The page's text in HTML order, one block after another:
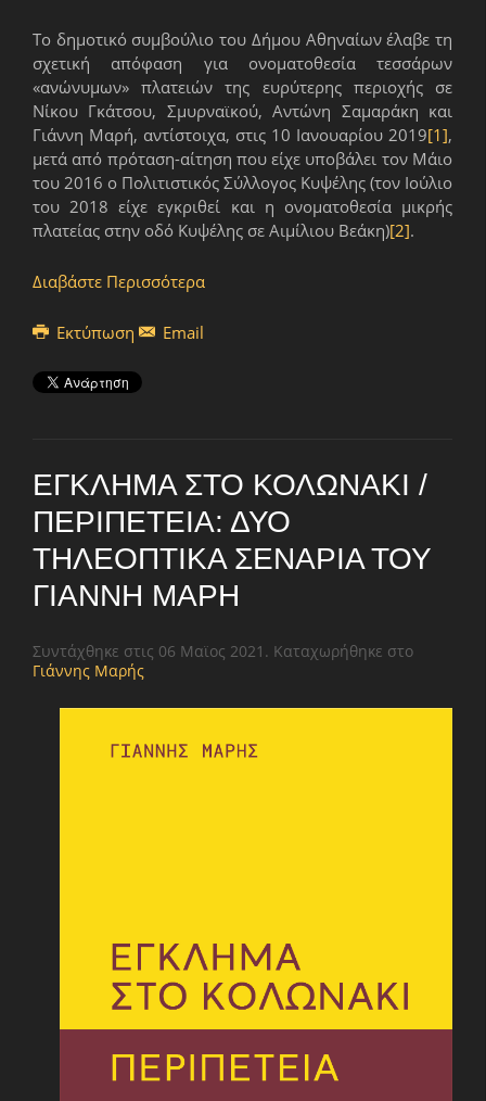
Το δημοτικό συμβούλιο του Δήμου Αθηναίων έλαβε τη
σχετική απόφαση για ονοματοθεσία τεσσάρων
«ανώνυμων» πλατειών της ευρύτερης περιοχής σε
Νίκου Γκάτσου, Σμυρναϊκού, Αντώνη Σαμαράκη και
Γιάννη Μαρή, αντίστοιχα, στις 10 Ιανουαρίου 2019[1],
μετά από πρόταση-αίτηση που είχε υποβάλει τον Μάιο
του 2016 ο Πολιτιστικός Σύλλογος Κυψέλης (τον Ιούλιο
του 2018 είχε εγκριθεί και η ονοματοθεσία μικρής
πλατείας στην οδό Κυψέλης σε Αιμίλιου Βεάκη)[2].
Διαβάστε Περισσότερα
Εκτύπωση Email
ΈΓΚΛΗΜΑ ΣΤΟ ΚΟΛΩΝΆΚΙ /
ΠΕΡΙΠΈΤΕΙΑ: ΔΎΟ
ΤΗΛΕΟΠΤΙΚΆ ΣΕΝΆΡΙΑ ΤΟΥ
ΓΙΆΝΝΗ ΜΑΡΉ
Συντάχθηκε στις 06 Μαϊος 2021 . Καταχωρήθηκε στο
Γιάννης Μαρής